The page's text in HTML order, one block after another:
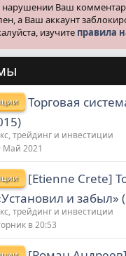
Ваш
а Ваш аккаунт
изучите правила
Торговая
трейдинг и инвестиции
Май 2021
[Etienne Crete]
и забыл»
трейдинг и инвестиции
в 20:53